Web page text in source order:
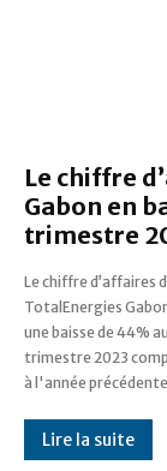
Le chiffre
Gabon en
trimestre
Le chiffre d’affaires
TotalEnergies
une baisse de 44%
trimestre 2023
à l'année
communiqué rendu public le 31
2023 par son
communication. «
d’affaires du
Lire la suite